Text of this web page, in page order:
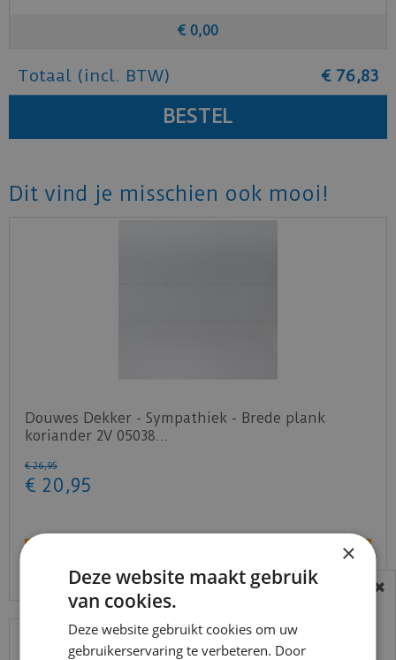
€ 0,00
Totaal (incl. BTW) € 76,83
Dit vind je misschien ook mooi!
Douwes Dekker - Sympathiek - Brede plank
koriander 2V 05038…
€ 26,95
€ 20 ,95
BEREIKBAARHEID
In verband met de vakantie periode zijn wij
t/m 14 augustus telefonisch helaas niet
×
Deze website maakt gebruik
van cookies.
Deze website gebruikt cookies om uw
gebruikerservaring te verbeteren. Door